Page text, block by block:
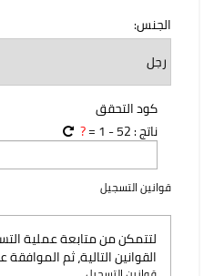
الجنس:
كود التحقق
ناتج :52
-
1 =
?
قوانين التسجيل
لتتمكن من متابعة عملية
القوانين التالية، ثم الموافقة